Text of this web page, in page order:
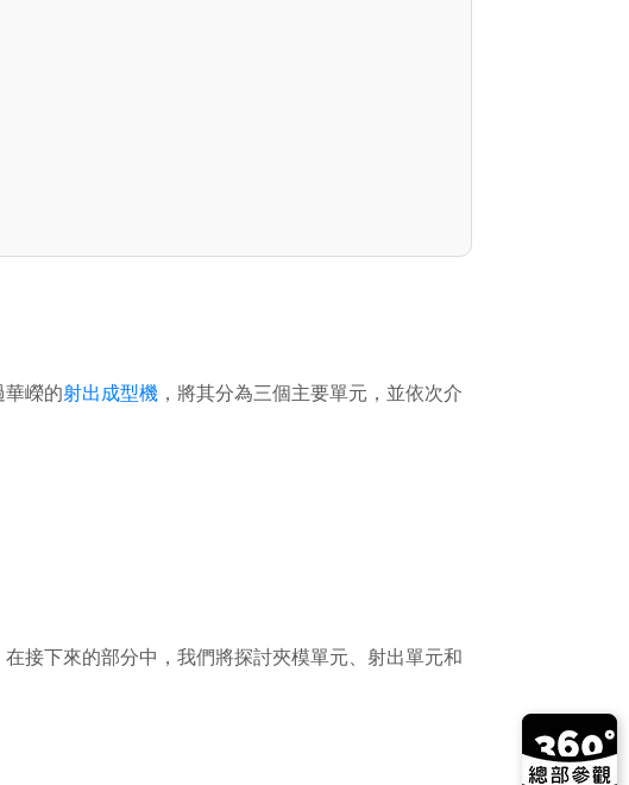
華嶸的射出成型機 ，將其分為三個主要單元，並依次介
接下來的部分中，我們將探討夾模單元、射出單元和